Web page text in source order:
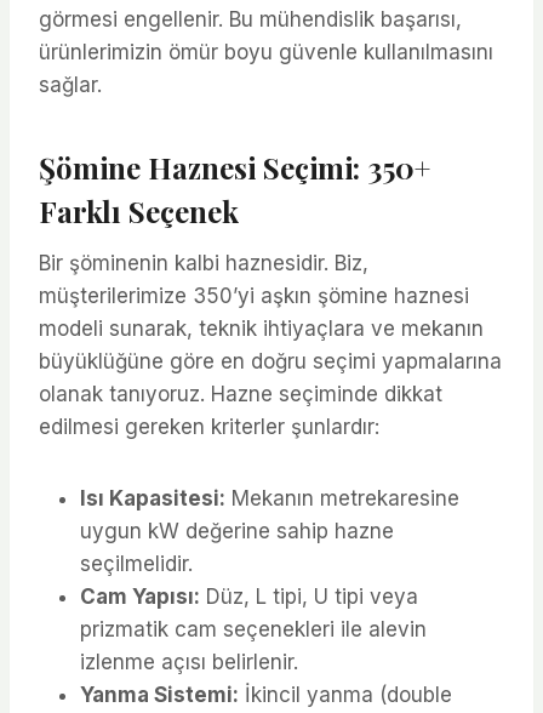
görmesi engellenir. Bu mühendislik başarısı,
ürünlerimizin ömür boyu güvenle kullanılmasını
sağlar.
Şömine Haznesi Seçimi: 350+
Farklı Seçenek
Bir şöminenin kalbi haznesidir. Biz,
müşterilerimize 350’yi aşkın şömine haznesi
modeli sunarak, teknik ihtiyaçlara ve mekanın
büyüklüğüne göre en doğru seçimi yapmalarına
olanak tanıyoruz. Hazne seçiminde dikkat
edilmesi gereken kriterler şunlardır:
Isı Kapasitesi: Mekanın metrekaresine
uygun kW değerine sahip hazne
seçilmelidir.
Cam Yapısı: Düz, L tipi, U tipi veya
prizmatik cam seçenekleri ile alevin
izlenme açısı belirlenir.
Yanma Sistemi: İkincil yanma (double